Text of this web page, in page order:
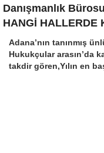
Danışmanlık
HANGİ HALLERDE
Adana’nın tanınmış
Hukukçular arasın’da
takdir gören,Yılın en